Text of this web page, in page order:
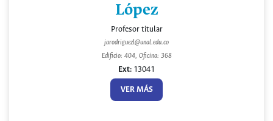
López
Profesor titular
jarodriguezl@unal.edu.co
Edificio: 404, Oficina: 368
Ext: 13041
VER MÁS